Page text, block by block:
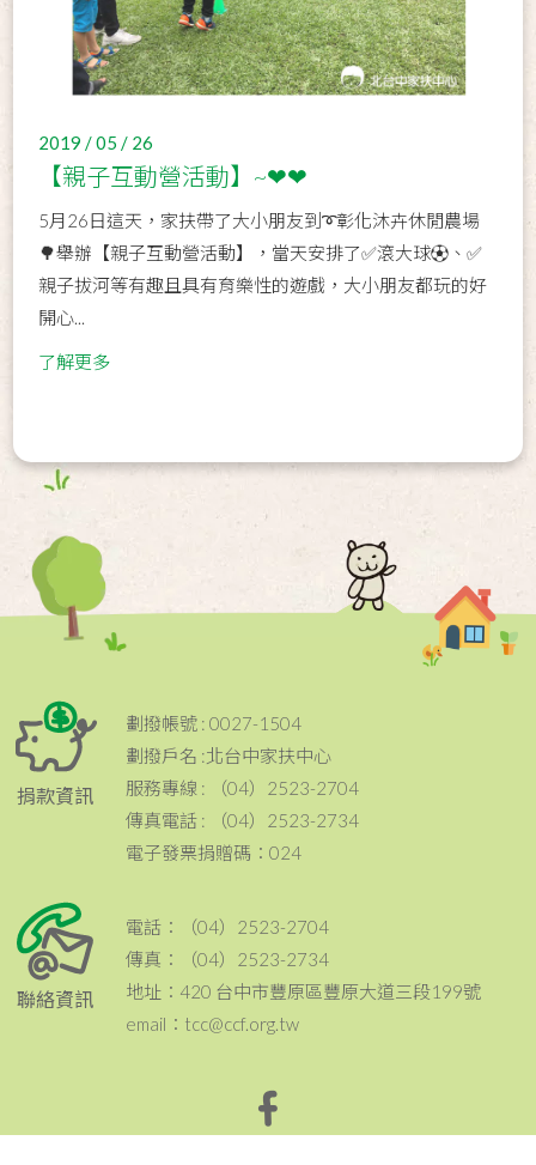
2019 / 05 / 26
【親子互動營活動】~❤❤
5月26日這天，家扶帶了大小朋友到➰彰化沐卉休閒農場
🌳舉辦【親子互動營活動】，當天安排了✅滾大球⚽、✅
親子拔河等有趣且具有育樂性的遊戲，大小朋友都玩的好
開心...
了解更多
捐款資訊
劃撥帳號 : 0027-1504
劃撥戶名 :北台中家扶中心
服務專線 : （04）2523-2704
傳真電話 : （04）2523-2734
電子發票捐贈碼：024
聯絡資訊
電話：（04）2523-2704
傳真：（04）2523-2734
地址：420 台中市豐原區豐原大道三段199號
email：tcc@ccf.org.tw